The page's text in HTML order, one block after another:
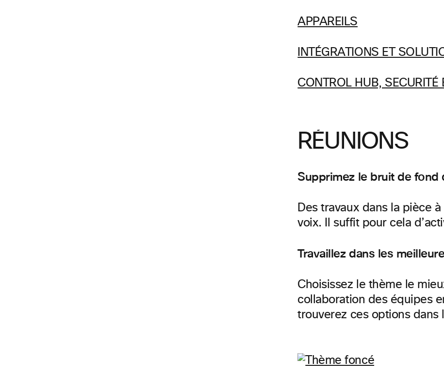
APPAREILS
INTÉGRATIONS ET
CONTROL HUB, SECURITÉ
RÉUNIONS
Supprimez le bruit de
Des travaux dans la pièce
voix. Il suffit pour cela
Travaillez dans les
Choisissez le thème le
collaboration des équipes
trouverez ces options dans